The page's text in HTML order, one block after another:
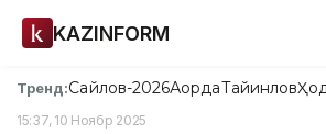
KAZINFORM
Тренд:Сайлов-2026АқордаТайинлов
15:37, 10 Ноябр 2025